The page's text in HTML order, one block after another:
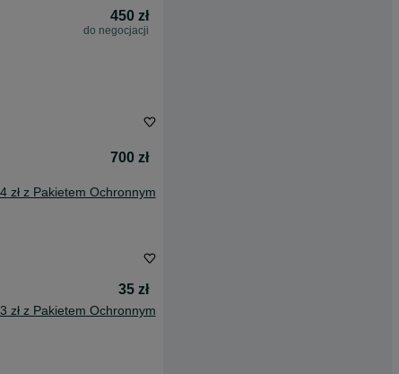
450 zł
do negocjacji
700 zł
zł z Pakietem Ochronnym
35 zł
zł z Pakietem Ochronnym